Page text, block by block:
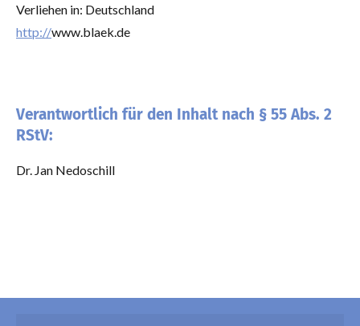
Verliehen in: Deutschland
http://www.blaek.de
Verantwortlich für den Inhalt nach § 55 Abs. 2
RStV:
Dr. Jan Nedoschill